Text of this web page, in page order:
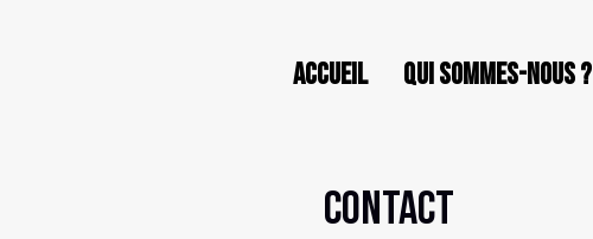
Accueil Qui sommes-nous ?
Contact